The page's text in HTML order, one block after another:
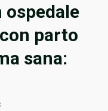
ospedale
parto
sana: